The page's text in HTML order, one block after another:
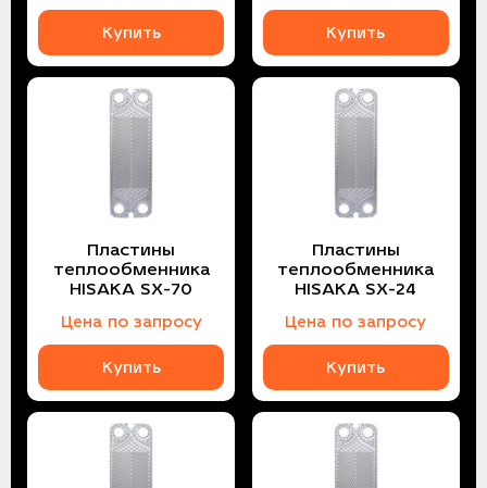
Купить Купить
Пластины
теплообменника
HISAKA SX-70
Цена по запросу
Купить
Пластины
теплообменника
HISAKA SX-24
Цена по запросу
Купить